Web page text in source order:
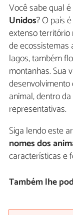
Você sabe qual
Unidos? O país
extenso território
de ecossistemas
lagos, também
montanhas. Sua
animal, dentro
representativas.
Siga lendo este
nomes dos
características e
Também lhe